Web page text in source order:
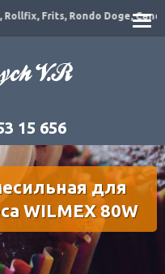
Frits, Rondo Doge, Canol,
15 656
для
WILMEX 80W